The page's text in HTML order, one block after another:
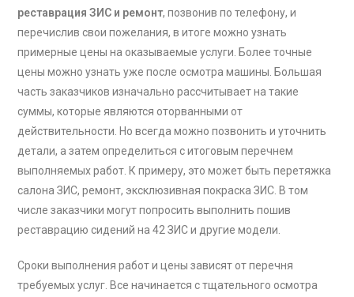
реставрация ЗИС и ремонт, позвонив по телефону, и
перечислив свои пожелания, в итоге можно узнать
примерные цены на оказываемые услуги. Более точные
цены можно узнать уже после осмотра машины. Большая
часть заказчиков изначально рассчитывает на такие
суммы, которые являются оторванными от
действительности. Но всегда можно позвонить и уточнить
детали, а затем определиться с итоговым перечнем
выполняемых работ. К примеру, это может быть перетяжка
салона ЗИС, ремонт, эксклюзивная покраска ЗИС. В том
числе заказчики могут попросить выполнить пошив
реставрацию сидений на 42 ЗИС и другие модели.
Сроки выполнения работ и цены зависят от перечня
требуемых услуг. Все начинается с тщательного осмотра